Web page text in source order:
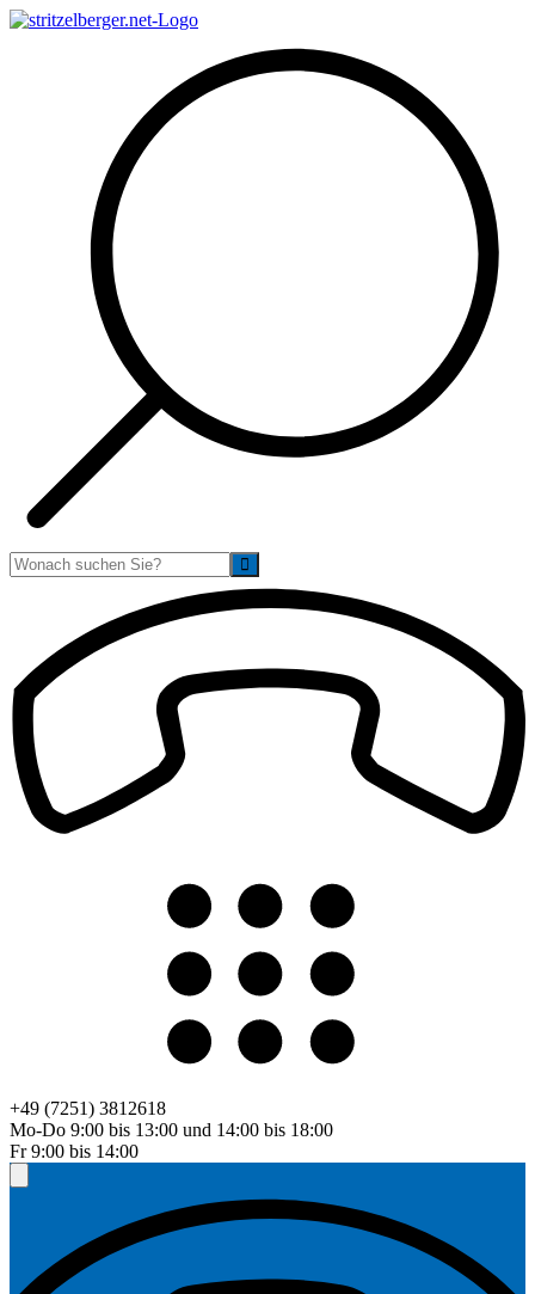
+49 (7251) 3812618
Mo-Do 9:00 bis 13:00 und 14:00 bis 18:00
Fr 9:00 bis 14:00